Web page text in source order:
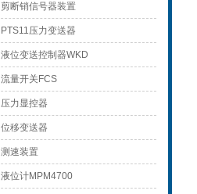
剪断销信号器装置
PTS11压力变送器
液位变送控制器WKD
流量开关FCS
压力显控器
位移变送器
测速装置
液位计MPM4700